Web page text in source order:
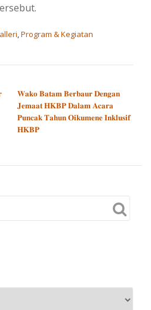
,Program & Kegiatan
𝐖𝐚𝐤𝐨 𝐁𝐚𝐭𝐚𝐦 𝐁𝐞𝐫𝐛𝐚𝐮𝐫 𝐃𝐞𝐧𝐠𝐚𝐧
𝐉𝐞𝐦𝐚𝐚𝐭 𝐇𝐊𝐁𝐏 𝐃𝐚𝐥𝐚𝐦 𝐀𝐜𝐚𝐫𝐚
𝐏𝐮𝐧𝐜𝐚𝐤 𝐓𝐚𝐡𝐮𝐧 𝐎𝐢𝐤𝐮𝐦𝐞𝐧𝐞 𝐈𝐧𝐤𝐥𝐮𝐬𝐢𝐟
𝐇𝐊𝐁𝐏